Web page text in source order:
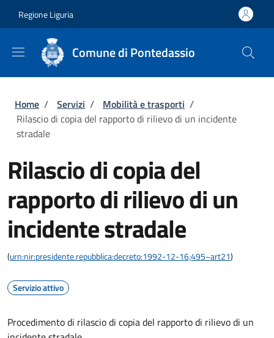
Regione Liguria
Comune di Pontedassio
Briciole di pane
Home / Servizi / Mobilità e trasporti /
Rilascio di copia del rapporto di rilievo di un incidente
stradale
Rilascio di copia del
rapporto di rilievo di un
incidente stradale
(urn:nir:presidente.repubblica:decreto:1992-12-16;495~art21)
Servizio attivo
Procedimento di rilascio di copia del rapporto di rilievo di un